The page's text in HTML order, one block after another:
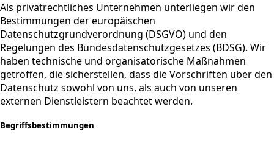
Als privatrechtliches Unternehmen unterliegen wir den
Bestimmungen der europäischen
Datenschutzgrundverordnung (DSGVO) und den
Regelungen des Bundesdatenschutzgesetzes (BDSG). Wir
haben technische und organisatorische Maßnahmen
getroffen, die sicherstellen, dass die Vorschriften über den
Datenschutz sowohl von uns, als auch von unseren
externen Dienstleistern beachtet werden.
Begriffsbestimmungen